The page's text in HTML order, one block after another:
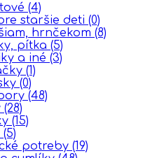
(4)
staršie deti (0)
hrnčekom (8)
pítka (5)
a iné (3)
(1)
(0)
(48)
(28)
(15)
(5)
potreby (19)